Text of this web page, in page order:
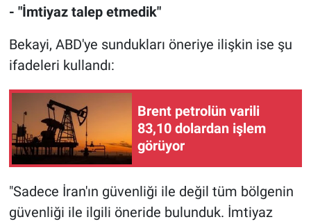
- "İmtiyaz talep etmedik"
Bekayi, ABD'ye sundukları öneriye ilişkin ise şu
ifadeleri kullandı:
Brent petrolün varili
83,10 dolardan işlem
görüyor
"Sadece İran'ın güvenliği ile değil tüm bölgenin
güvenliği ile ilgili öneride bulunduk. İmtiyaz